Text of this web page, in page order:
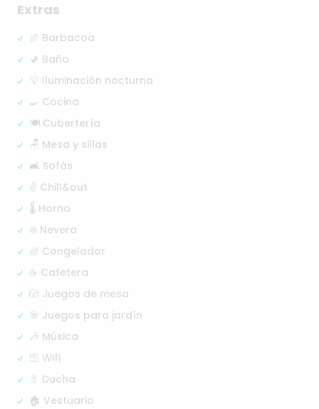
Extras
🍖 Barbacoa
🚽 Baño
💡 Iluminación nocturna
🍳 Cocina
🍽️ Cubertería
🪑 Mesa y sillas
🛋️ Sofás
✌️ Chill&out
🌡️ Horno
❄️ Nevera
🧊 Congelador
☕ Cafetera
🎲 Juegos de mesa
🎯 Juegos para jardín
🎶 Música
🛜 Wifi
🚿 Ducha
🏠 Vestuario